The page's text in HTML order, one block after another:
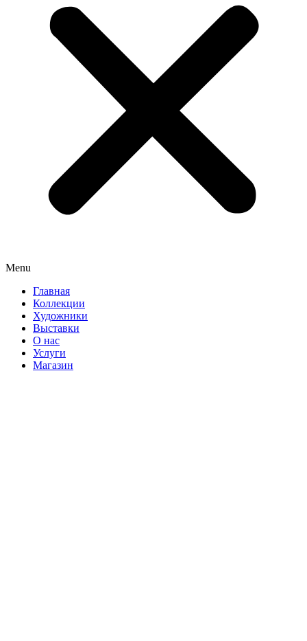
Menu
Главная
Коллекции
Художники
Выставки
О нас
Услуги
Магазин